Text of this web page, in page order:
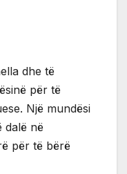
dhe të
për të
Një mundësi
dalë në
për të bërë